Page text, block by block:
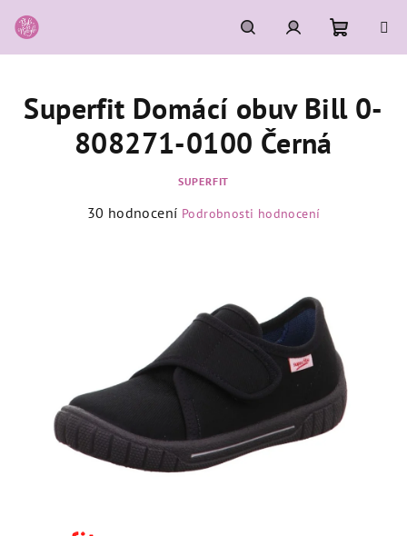
na
obsah
HledatPřihlášeníNákupní
košík
Superfit Domácí obuv Bill 0-
808271-0100 Černá
SUPERFIT
Průměrné
30 hodnocení Podrobnosti hodnocení